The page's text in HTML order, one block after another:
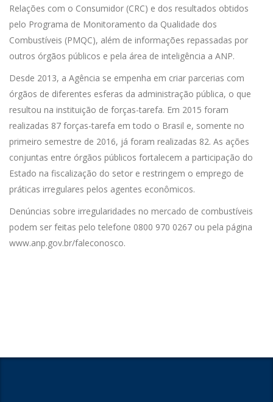
Relações com o Consumidor (CRC) e dos resultados obtidos
pelo Programa de Monitoramento da Qualidade dos
Combustíveis (PMQC), além de informações repassadas por
outros órgãos públicos e pela área de inteligência a ANP.
Desde 2013, a Agência se empenha em criar parcerias com
órgãos de diferentes esferas da administração pública, o que
resultou na instituição de forças-tarefa. Em 2015 foram
realizadas 87 forças-tarefa em todo o Brasil e, somente no
primeiro semestre de 2016, já foram realizadas 82. As ações
conjuntas entre órgãos públicos fortalecem a participação do
Estado na fiscalização do setor e restringem o emprego de
práticas irregulares pelos agentes econômicos.
Denúncias sobre irregularidades no mercado de combustíveis
podem ser feitas pelo telefone 0800 970 0267 ou pela página
www.anp.gov.br/faleconosco.